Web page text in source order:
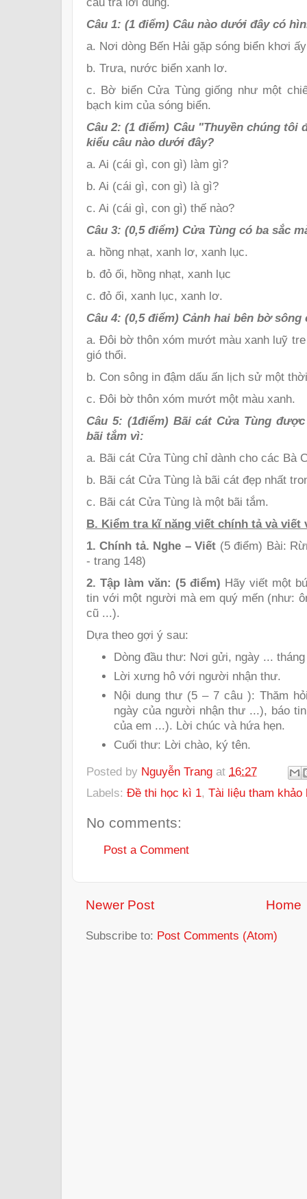
Câu 1: (1 điểm) Câu nào dưới đây có
a. Nơi dòng Bến Hải gặp sóng biển khơi
b. Trưa, nước biển xanh lơ.
c. Bờ biển Cửa Tùng giống như một
bạch kim của sóng biển.
Câu 2: (1 điểm) Câu "Thuyền chúng tôi
kiểu câu nào dưới đây?
a. Ai (cái gì, con gì) làm gì?
b. Ai (cái gì, con gì) là gì?
c. Ai (cái gì, con gì) thế nào?
Câu 3: (0,5 điểm) Cửa Tùng có ba sắc
a. hồng nhạt, xanh lơ, xanh lục.
b. đỏ ối, hồng nhạt, xanh lục
c. đỏ ối, xanh lục, xanh lơ.
Câu 4: (0,5 điểm) Cảnh hai bên bờ sông
a. Đôi bờ thôn xóm mướt màu xanh luỹ
gió thổi.
b. Con sông in đậm dấu ấn lịch sử một
c. Đôi bờ thôn xóm mướt một màu xanh.
Câu 5: (1điểm) Bãi cát Cửa Tùng
bãi tắm vì:
a. Bãi cát Cửa Tùng chỉ dành cho các Bà
b. Bãi cát Cửa Tùng là bãi cát đẹp nhất
c. Bãi cát Cửa Tùng là một bãi tắm.
B. Kiểm tra kĩ năng viết chính tả và viết
1. Chính tả. Nghe – Viết (5 điểm) Bài:
- trang 148)
2. Tập làm văn: (5 điểm) Hãy viết một
tin với một người mà em quý mến (như:
cũ ...).
Dựa theo gợi ý sau:
Dòng đầu thư: Nơi gửi, ngày ...
Lời xưng hô với người nhận thư.
Nội dung thư (5 – 7 câu ): Thăm
ngày của người nhận thư ...), báo
của em ...). Lời chúc và hứa hẹn.
Cuối thư: Lời chào, ký tên.
Posted by Nguyễn Trang at 16:27
Labels: Đề thi học kì 1, Tài liệu tham khảo
No comments:
Post a Comment
Newer Post Home
Subscribe to: Post Comments (Atom)